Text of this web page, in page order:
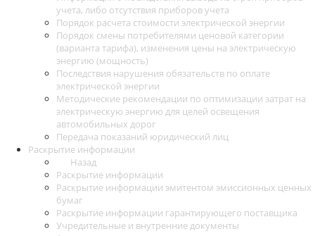
учета, либо отсутствия приборов учета
Порядок расчета стоимости электрической энергии
Порядок смены потребителями ценовой категории
(варианта тарифа), изменения цены на электрическую
энергию (мощность)
Последствия нарушения обязательств по оплате
электрической энергии
Методические рекомендации по оптимизации затрат на
электрическую энергию для целей освещения
автомобильных дорог
Передача показаний юридический лиц
Раскрытие информации
Назад
Раскрытие информации
Раскрытие информации эмитентом эмиссионных ценных
бумаг
Раскрытие информации гарантирующего поставщика
Учредительные и внутренние документы